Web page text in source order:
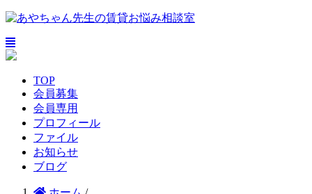
TOP
会員募集
会員専用
プロフィール
ファイル
お知らせ
ブログ